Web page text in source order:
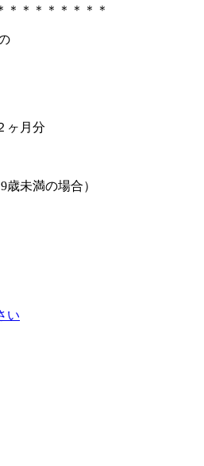
＊＊＊＊＊＊＊＊
ヶ月分
未満の場合）
い